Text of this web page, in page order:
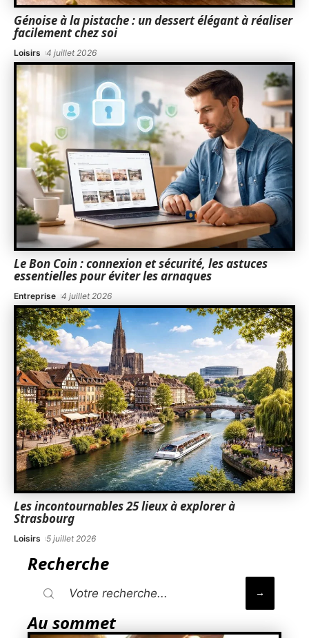
Génoise à la pistache : un dessert élégant à réaliser
facilement chez soi
Loisirs 4 juillet 2026
Le Bon Coin : connexion et sécurité, les astuces
essentielles pour éviter les arnaques
Entreprise 4 juillet 2026
Les incontournables 25 lieux à explorer à
Strasbourg
Loisirs 5 juillet 2026
Recherche
Au sommet